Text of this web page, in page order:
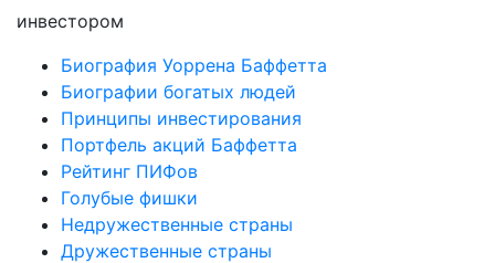
инвестором
Биография Уоррена Баффетта
Биографии богатых людей
Принципы инвестирования
Портфель акций Баффетта
Рейтинг ПИФов
Голубые фишки
Недружественные страны
Дружественные страны